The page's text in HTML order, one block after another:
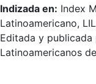
Indizada en: Index
Latinoamericano,
Editada y
Latinoamericanos